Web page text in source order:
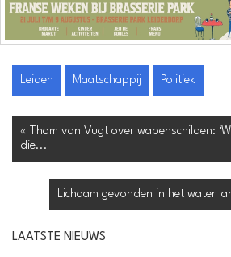
Leiden Maatschappij Politiek
« Thom van Vugt over wapenschilden:
die...
Lichaam gevonden in het water
LAATSTE NIEUWS